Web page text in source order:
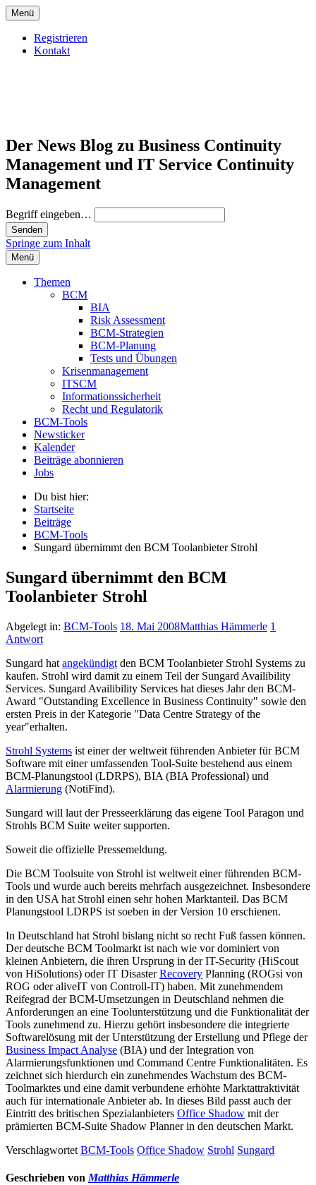
Menü
Registrieren
Kontakt
Der News Blog zu Business Continuity
Management und IT Service Continuity
Management
Begriff eingeben…
Springe zum Inhalt
Menü
Themen
BCM
BIA
Risk Assessment
BCM-Strategien
BCM-Planung
Tests und Übungen
Krisenmanagement
ITSCM
Informationssicherheit
Recht und Regulatorik
BCM-Tools
Newsticker
Kalender
Beiträge abonnieren
Jobs
Du bist hier:
Startseite
Beiträge
BCM-Tools
Sungard übernimmt den BCM Toolanbieter Strohl
Sungard übernimmt den BCM
Toolanbieter Strohl
Abgelegt in: BCM-Tools 18. Mai 2008Matthias Hämmerle 1
Antwort
Sungard hat angekündigt den BCM Toolanbieter Strohl Systems zu
kaufen. Strohl wird damit zu einem Teil der Sungard Availibility
Services. Sungard Availibility Services hat dieses Jahr den BCM-
Award "Outstanding Excellence in Business Continuity" sowie den
ersten Preis in der Kategorie "Data Centre Strategy of the
year"erhalten.
Strohl Systems ist einer der weltweit führenden Anbieter für BCM
Software mit einer umfassenden Tool-Suite bestehend aus einem
BCM-Planungstool (LDRPS), BIA (BIA Professional) und
Alarmierung (NotiFind).
Sungard will laut der Presseerklärung das eigene Tool Paragon und
Strohls BCM Suite weiter supporten.
Soweit die offizielle Pressemeldung.
Die BCM Toolsuite von Strohl ist weltweit einer führenden BCM-
Tools und wurde auch bereits mehrfach ausgezeichnet. Insbesondere
in den USA hat Strohl einen sehr hohen Marktanteil. Das BCM
Planungstool LDRPS ist soeben in der Version 10 erschienen.
In Deutschland hat Strohl bislang nicht so recht Fuß fassen können.
Der deutsche BCM Toolmarkt ist nach wie vor dominiert von
kleinen Anbietern, die ihren Ursprung in der IT-Security (HiScout
von HiSolutions) oder IT DisasterRecovery Planning (ROGsi von
ROG oder aliveIT von Controll-IT) haben. Mit zunehmendem
Reifegrad der BCM-Umsetzungen in Deutschland nehmen die
Anforderungen an eine Toolunterstützung und die Funktionalität der
Tools zunehmend zu. Hierzu gehört insbesondere die integrierte
Softwarelösung mit der Unterstützung der Erstellung und Pflege der
Business Impact Analyse (BIA) und der Integration von
Alarmierungsfunktionen und Command Centre Funktionalitäten. Es
zeichnet sich hierdurch ein zunehmendes Wachstum des BCM-
Toolmarktes und eine damit verbundene erhöhte Marktattraktivität
auch für internationale Anbieter ab. In dieses Bild passt auch der
Eintritt des britischen Spezialanbieters Office Shadow mit der
prämierten BCM-Suite Shadow Planner in den deutschen Markt.
Verschlagwortet BCM-Tools Office Shadow Strohl Sungard
Geschrieben von Matthias Hämmerle